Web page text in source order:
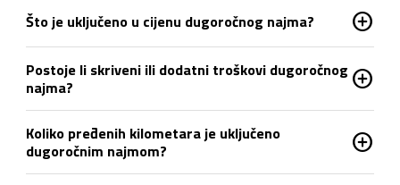
Što je uključeno u cijenu dugoročnog najma? add_circle
Postoje li skriveni ili dodatni troškovi dugoročnog
najma?
add_circle
Koliko pređenih kilometara je uključeno
dugoročnim najmom?
add_circle